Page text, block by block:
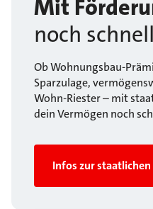
Mit
noch
Ob Wohnungsbau-
Sparzulage,
Wohn-Riester – mit
dein Vermögen noch
Infos zur